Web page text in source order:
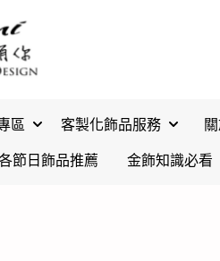
區 客製化飾品服務
節日飾品推薦 金飾知識必看